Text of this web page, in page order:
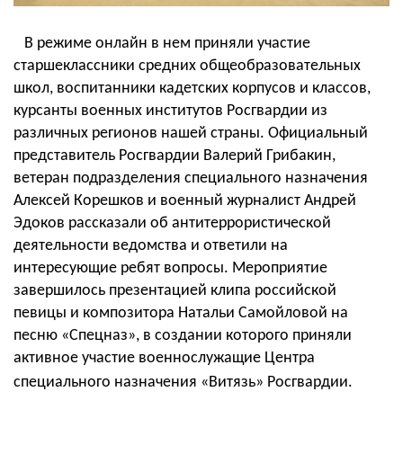
В режиме онлайн в нем приняли участие
старшеклассники средних общеобразовательных
школ, воспитанники кадетских корпусов и классов,
курсанты военных институтов Росгвардии из
различных регионов нашей страны. Официальный
представитель Росгвардии Валерий Грибакин,
ветеран подразделения специального назначения
Алексей Корешков и военный журналист Андрей
Эдоков рассказали об антитеррористической
деятельности ведомства и ответили на
интересующие ребят вопросы. Мероприятие
завершилось презентацией клипа российской
певицы и композитора Натальи Самойловой на
песню «Спецназ», в создании которого приняли
активное участие военнослужащие Центра
специального назначения «Витязь» Росгвардии.